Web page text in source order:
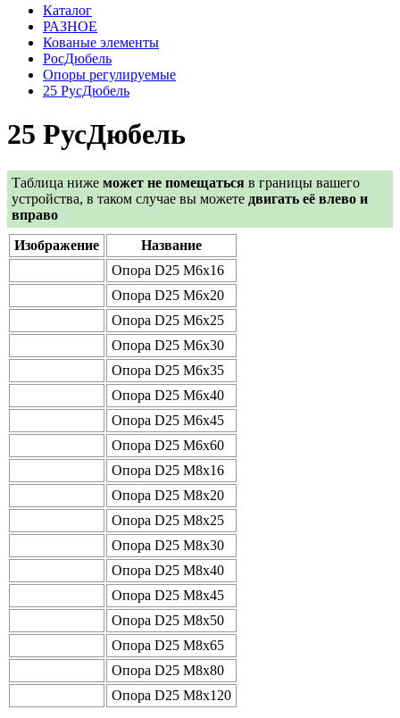
Каталог
РАЗНОЕ
Кованые элементы
РосДюбель
Опоры регулируемые
25 РусДюбель
25 РусДюбель
Таблица ниже может не помещаться в границы вашего
устройства, в таком случае вы можете двигать её влево и
вправо
Изображение
Название
Опора D25 М6х16
Опора D25 М6х20
Опора D25 М6х25
Опора D25 М6х30
Опора D25 М6х35
Опора D25 М6х40
Опора D25 М6х45
Опора D25 М6х60
Опора D25 М8х16
Опора D25 М8х20
Опора D25 М8х25
Опора D25 М8х30
Опора D25 М8х40
Опора D25 М8х45
Опора D25 М8х50
Опора D25 М8х65
Опора D25 М8х80
Опора D25 М8х120